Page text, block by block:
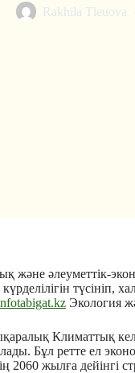
Rakhila Tleuova
және әлеуметтік-
күрделілігін
Экология
Климаттық
Бұл ретте ел
2060 жылға дейінгі